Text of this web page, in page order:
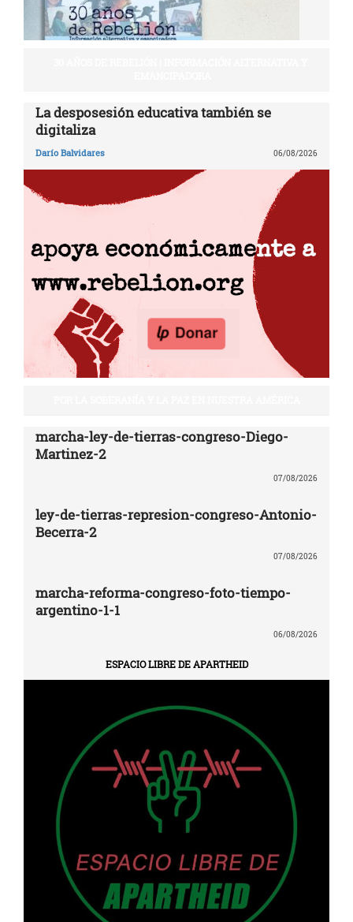
La desposesión educativa también se
digitaliza
Darío Balvidares 06/08/2026
marcha-ley-de-tierras-congreso-Diego-
Martinez-2
07/08/2026
ley-de-tierras-represion-congreso-Antonio-
Becerra-2
07/08/2026
marcha-reforma-congreso-foto-tiempo-
argentino-1-1
06/08/2026
ESPACIO LIBRE DE APARTHEID